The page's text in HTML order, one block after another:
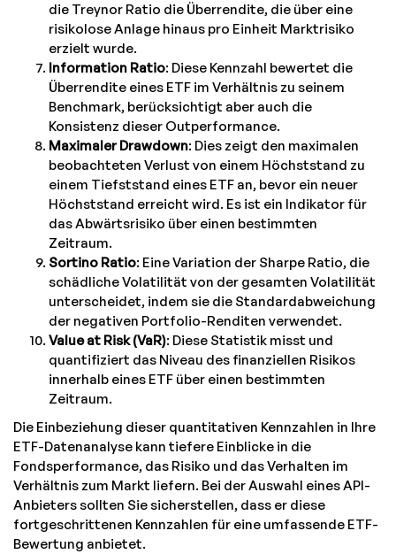
die Treynor Ratio die Überrendite, die über eine
risikolose Anlage hinaus pro Einheit Marktrisiko
erzielt wurde.
Information Ratio: Diese Kennzahl bewertet die
Überrendite eines ETF im Verhältnis zu seinem
Benchmark, berücksichtigt aber auch die
Konsistenz dieser Outperformance.
Maximaler Drawdown: Dies zeigt den maximalen
beobachteten Verlust von einem Höchststand zu
einem Tiefststand eines ETF an, bevor ein neuer
Höchststand erreicht wird. Es ist ein Indikator für
das Abwärtsrisiko über einen bestimmten
Zeitraum.
Sortino Ratio: Eine Variation der Sharpe Ratio, die
schädliche Volatilität von der gesamten Volatilität
unterscheidet, indem sie die Standardabweichung
der negativen Portfolio-Renditen verwendet.
Value at Risk (VaR): Diese Statistik misst und
quantifiziert das Niveau des finanziellen Risikos
innerhalb eines ETF über einen bestimmten
Zeitraum.
Die Einbeziehung dieser quantitativen Kennzahlen in Ihre
ETF-Datenanalyse kann tiefere Einblicke in die
Fondsperformance, das Risiko und das Verhalten im
Verhältnis zum Markt liefern. Bei der Auswahl eines API-
Anbieters sollten Sie sicherstellen, dass er diese
fortgeschrittenen Kennzahlen für eine umfassende ETF-
Bewertung anbietet.